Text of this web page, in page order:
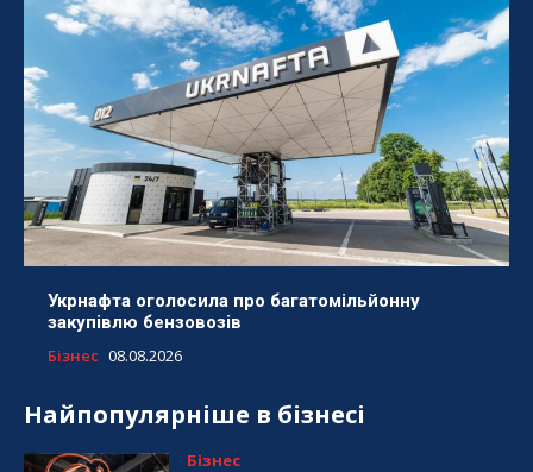
Укрнафта оголосила про багатомільйонну
закупівлю бензовозів
Бізнес 08.08.2026
Найпопулярніше в бізнесі
Бізнес